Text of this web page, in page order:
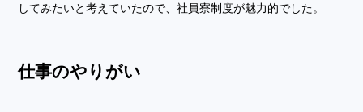
してみたいと考えていたので、社員寮制度が魅力的でした。
仕事のやりがい